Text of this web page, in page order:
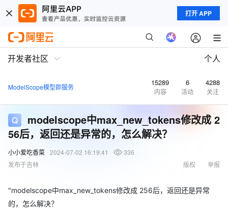
打开 APP
开发者社区 个人
ModelScope模型即服务 15289
内容
6
活动
4288
关注
modelscope中max_new_tokens修改成 2
56后，返回还是异常的，怎么解决？
小小爱吃香菜 2024-07-02 16:19:41
336
发布于吉林
举报
版权
"modelscope中max_new_tokens修改成 256后，返回还是异常
的，怎么解决？